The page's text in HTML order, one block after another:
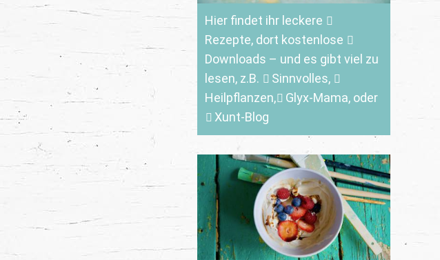
Hier findet ihr leckere
Rezepte, dort kostenlose
Downloads – und es gibt viel zu
lesen, z.B.
Sinnvolles,
Heilpflanzen,
Glyx-Mama, oder
Xunt-Blog